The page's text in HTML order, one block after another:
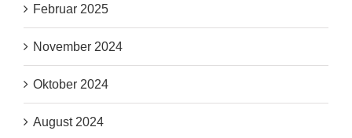
Februar 2025
November 2024
Oktober 2024
August 2024